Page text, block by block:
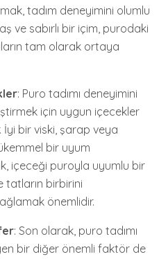
tadım deneyimini olumlu
ve sabırlı bir içim, purodaki
tam olarak ortaya
: Puro tadımı deneyimini
için uygun içecekler
İyi bir viski, şarap veya
bir uyum
içeceği puroyla uyumlu bir
tatların birbirini
önemlidir.
: Son olarak, puro tadımı
bir diğer önemli faktör de